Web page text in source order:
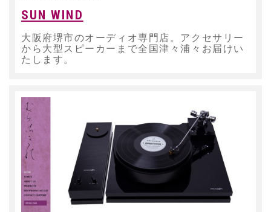
SUN WIND
大阪府堺市のオーディオ専門店。アクセサリー
から大型スピーカーまで全国津々浦々お届けい
たします。